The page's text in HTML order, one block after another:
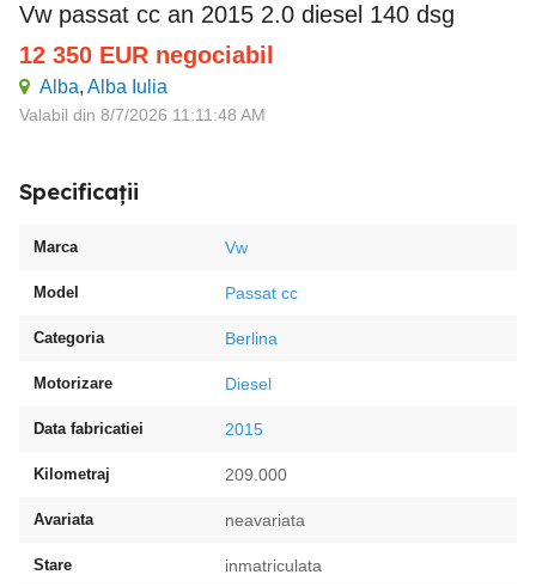
vw passat cc an 2015 2.0 diesel 140 dsg
12 350 EUR negociabil
Alba, Alba Iulia
Valabil din 8/7/2026 11:11:48 AM
Specificații
Marca Vw
Model Passat cc
Categoria Berlina
Motorizare Diesel
Data fabricatiei 2015
Kilometraj 209.000
Avariata neavariata
Stare inmatriculata